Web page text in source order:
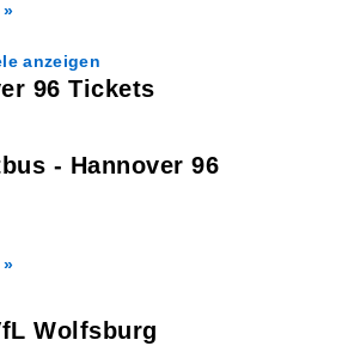
anzeigen
96 Tickets
- Hannover 96
Wolfsburg